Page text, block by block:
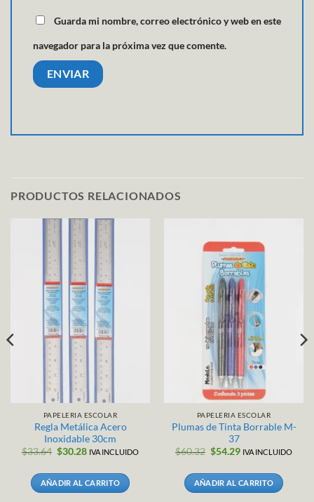
Guarda mi nombre, correo electrónico y web en este
navegador para la próxima vez que comente.
PRODUCTOS RELACIONADOS
PAPELERIA ESCOLAR
Regla Metálica Acero
Inoxidable 30cm
$33.64 El
era:
$33.64.
$30.28El
es:
$30.28.
IVA INCLUIDO
AÑADIR AL CARRITO
PAPELERIA ESCOLAR
Plumas de Tinta Borrable M-
37
$60.32 El
era:
$60.32.
$54.29El
es:
$54.29.
IVA INCLUIDO
AÑADIR AL CARRITO